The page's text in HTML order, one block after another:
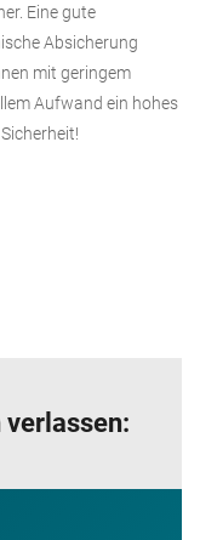
Eine gute
Absicherung
mit geringem
Aufwand ein hohes
verlassen: